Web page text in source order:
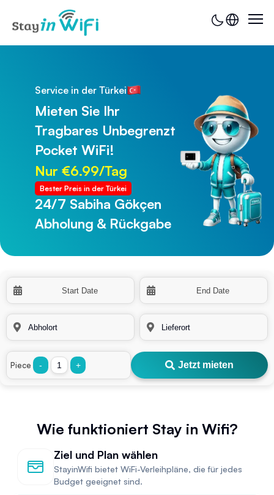
Service in der Türkei
Mieten Sie Ihr
Tragbares Unbegrenzt
Pocket WiFi!
Nur €6.99/Tag
Bester Preis in der Türkei
24/7 Sabiha Gökçen
Abholung & Rückgabe
24/7 Trabzon Flughafen
Abholung & Rückgabe
Piece - + Jetzt mieten
Wie funktioniert Stay in Wifi?
Ziel und Plan wählen
StayinWifi bietet WiFi-Verleihpläne, die für jedes
Budget geeignet sind.